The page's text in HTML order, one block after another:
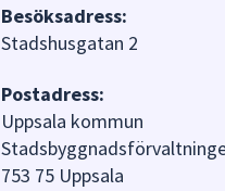
Besöksadress:
Stadshusgatan 2
Postadress:
Uppsala kommun
753 75 Uppsala